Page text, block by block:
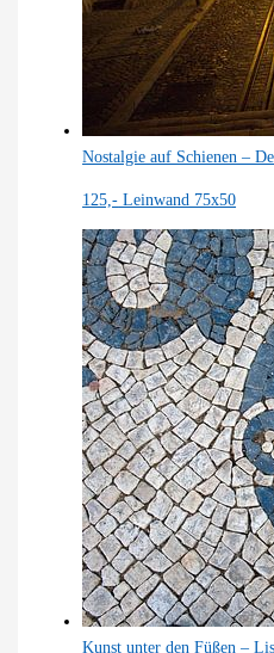
Nostalgie auf Schienen –
125,- Leinwand 75x50
Kunst unter den Füßen –